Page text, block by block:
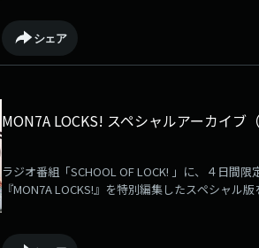
げてしまいました！といいつつ、職員室の消灯
を網羅して話すことは叶いませんでしたが、、
す！！
シェア
MON7A LOCKS! スペシャルアーカイブ
ラジオ番組「SCHOOL OF LOCK! 」に、４日間
『MON7A LOCKS!』を特別編集したスペシャル
き語りは権利の都合上カットしています）月曜は
「EMI Records」からのメジャーデビュー、そ